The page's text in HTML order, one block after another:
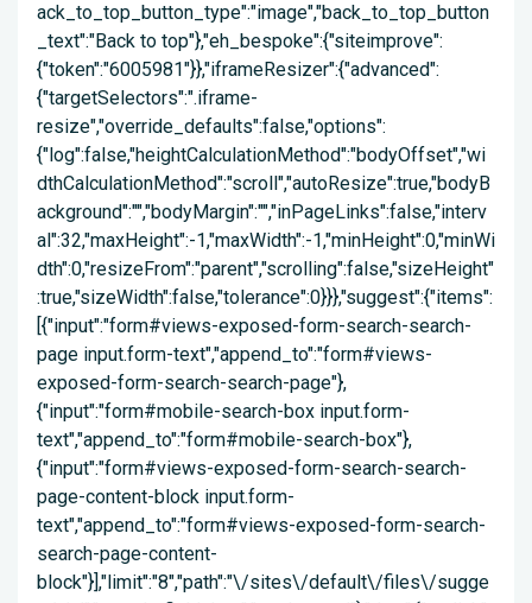
ack_to_top_button_type":"image","back_to_top_button
_text":"Back to top"},"eh_bespoke":{"siteimprove":
{"token":"6005981"}},"iframeResizer":{"advanced":
{"targetSelectors":".iframe-
resize","override_defaults":false,"options":
{"log":false,"heightCalculationMethod":"bodyOffset","wi
dthCalculationMethod":"scroll","autoResize":true,"bodyB
ackground":"","bodyMargin":"","inPageLinks":false,"interv
al":32,"maxHeight":-1,"maxWidth":-1,"minHeight":0,"minWi
dth":0,"resizeFrom":"parent","scrolling":false,"sizeHeight"
:true,"sizeWidth":false,"tolerance":0}}},"suggest":{"items":
[{"input":"form#views-exposed-form-search-search-
page input.form-text","append_to":"form#views-
exposed-form-search-search-page"},
{"input":"form#mobile-search-box input.form-
text","append_to":"form#mobile-search-box"},
{"input":"form#views-exposed-form-search-search-
page-content-block input.form-
text","append_to":"form#views-exposed-form-search-
search-page-content-
block"}],"limit":"8","path":"\/sites\/default\/files\/sugge